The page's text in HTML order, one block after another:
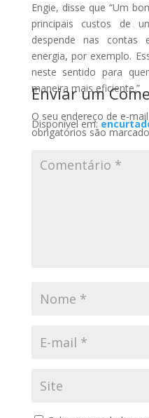
CLIQUE
CLIQUE FORA DO
Engie, disse que “Um
principais custos de
despende nas contas
energia, por exemplo.
neste sentido para
maneira mais eficiente.”
Disponível em:
Enviar um
O seu endereço de e-
obrigatórios são